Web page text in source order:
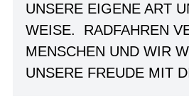
UNSERE EIGENE ART
WEISE. RADFAHREN
MENSCHEN UND WIR
UNSERE FREUDE MIT